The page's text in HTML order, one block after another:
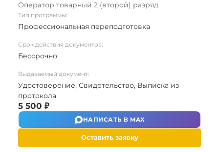
Оператор товарный 2 (второй) разряд
Тип программы:
Профессиональная переподготовка
Срок действия документов:
Бессрочно
Выдаваемый документ:
Удостоверение, Свидетельство, Выписка из
протокола
5 500 ₽
НАПИСАТЬ В MAX
Оставить заявку